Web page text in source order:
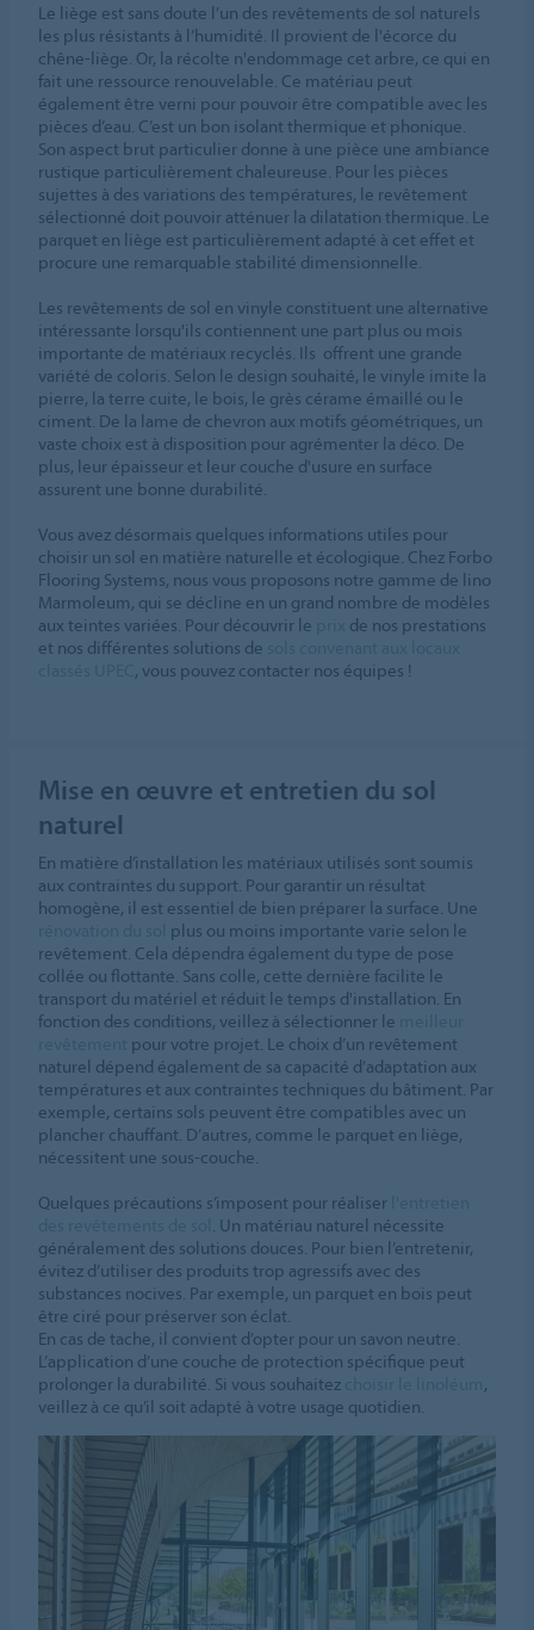
Le liège est sans doute l’un des revêtements de sol naturels
les plus résistants à l’humidité. Il provient de l'écorce du
chêne-liège. Or, la récolte n'endommage cet arbre, ce qui en
fait une ressource renouvelable. Ce matériau peut
également être verni pour pouvoir être compatible avec les
pièces d’eau. C’est un bon isolant thermique et phonique.
Son aspect brut particulier donne à une pièce une ambiance
rustique particulièrement chaleureuse. Pour les pièces
sujettes à des variations des températures, le revêtement
sélectionné doit pouvoir atténuer la dilatation thermique. Le
parquet en liège est particulièrement adapté à cet effet et
procure une remarquable stabilité dimensionnelle.
Les revêtements de sol en vinyle constituent une alternative
intéressante lorsqu'ils contiennent une part plus ou mois
importante de matériaux recyclés. Ils offrent une grande
variété de coloris. Selon le design souhaité, le vinyle imite la
pierre, la terre cuite, le bois, le grès cérame émaillé ou le
ciment. De la lame de chevron aux motifs géométriques, un
vaste choix est à disposition pour agrémenter la déco. De
plus, leur épaisseur et leur couche d'usure en surface
assurent une bonne durabilité.
Vous avez désormais quelques informations utiles pour
choisir un sol en matière naturelle et écologique. Chez Forbo
Flooring Systems, nous vous proposons notre gamme de lino
Marmoleum, qui se décline en un grand nombre de modèles
aux teintes variées. Pour découvrir le
de nos prestations
et nos différentes solutions de
, vous pouvez contacter nos équipes !
Mise en œuvre et entretien du sol
naturel
En matière d’installation les matériaux utilisés sont soumis
aux contraintes du support. Pour garantir un résultat
homogène, il est essentiel de bien préparer la surface. Une
plus ou moins importante varie selon le
revêtement. Cela dépendra également du type de pose
collée ou flottante. Sans colle, cette dernière facilite le
transport du matériel et réduit le temps d'installation. En
fonction des conditions, veillez à sélectionner le
pour votre projet. Le choix d’un revêtement
naturel dépend également de sa capacité d’adaptation aux
températures et aux contraintes techniques du bâtiment. Par
exemple, certains sols peuvent être compatibles avec un
plancher chauffant. D’autres, comme le parquet en liège,
nécessitent une sous-couche.
Quelques précautions s’imposent pour réaliser
. Un matériau naturel nécessite
généralement des solutions douces. Pour bien l’entretenir,
évitez d’utiliser des produits trop agressifs avec des
substances nocives. Par exemple, un parquet en bois peut
être ciré pour préserver son éclat.
En cas de tache, il convient d’opter pour un savon neutre.
L’application d’une couche de protection spécifique peut
prolonger la durabilité. Si vous souhaitez
,
veillez à ce qu’il soit adapté à votre usage quotidien.